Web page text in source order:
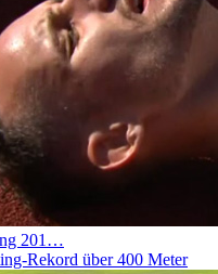
201…
Rekord über 400 Meter